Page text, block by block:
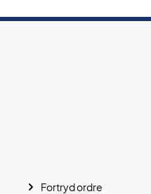
Fortryd ordre